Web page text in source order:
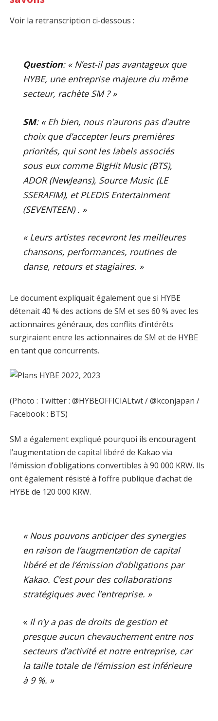
Voir la retranscription ci-dessous :
Question: « N’est-il pas avantageux que
HYBE, une entreprise majeure du même
secteur, rachète SM ? »
SM: « Eh bien, nous n’aurons pas d’autre
choix que d’accepter leurs premières
priorités, qui sont les labels associés
sous eux comme BigHit Music (BTS),
ADOR (NewJeans), Source Music (LE
SSERAFIM), et PLEDIS Entertainment
(SEVENTEEN) . »
« Leurs artistes recevront les meilleures
chansons, performances, routines de
danse, retours et stagiaires. »
Le document expliquait également que si HYBE
détenait 40 % des actions de SM et ses 60 % avec les
actionnaires généraux, des conflits d’intérêts
surgiraient entre les actionnaires de SM et de HYBE
en tant que concurrents.
(Photo : Twitter : @HYBEOFFICIALtwt / @kconjapan /
Facebook : BTS)
SM a également expliqué pourquoi ils encouragent
l’augmentation de capital libéré de Kakao via
l’émission d’obligations convertibles à 90 000 KRW. Ils
ont également résisté à l’offre publique d’achat de
HYBE de 120 000 KRW.
« Nous pouvons anticiper des synergies
en raison de l’augmentation de capital
libéré et de l’émission d’obligations par
Kakao. C’est pour des collaborations
stratégiques avec l’entreprise. »
« Il n’y a pas de droits de gestion et
presque aucun chevauchement entre nos
secteurs d’activité et notre entreprise, car
la taille totale de l’émission est inférieure
à 9 %. »